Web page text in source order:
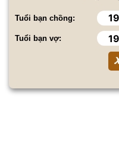
Tuổi bạn chồng:
Tuổi bạn vợ: